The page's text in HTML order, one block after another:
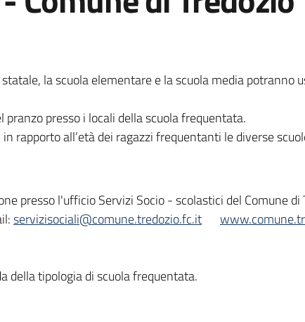
la scuola elementare e la scuola media potranno
presso i locali della scuola frequentata.
rapporto all’età dei ragazzi frequentanti le diverse
presso l'ufficio Servizi Socio - scolastici del Comune di
servizisociali@comune.tredozio.fc.it
della tipologia di scuola frequentata.